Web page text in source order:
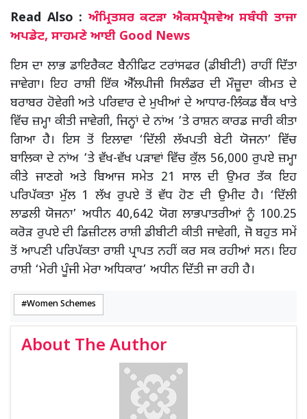
Read Also : ਅੰਮ੍ਰਿਤਸਰ ਕਟੜਾ ਐਕਸਪ੍ਰੈਸਵੇਅ ਸਬੰਧੀ ਤਾਜਾ
ਅਪਡੇਟ, ਸਾਹਮਣੇ ਆਈ Good News
ਇਸ ਦਾ ਲਾਭ ਡਾਇਰੈਕਟ ਬੈਨੀਫਿਟ ਟਰਾਂਸਫਰ (ਡੀਬੀਟੀ) ਰਾਹੀਂ ਦਿੱਤਾ
ਜਾਵੇਗਾ। ਇਹ ਰਾਸ਼ੀ ਇੱਕ ਐੱਲਪੀਜੀ ਸਿਲੰਡਰ ਦੀ ਮੌਜ਼ੂਦਾ ਕੀਮਤ ਦੇ
ਬਰਾਬਰ ਹੋਵੇਗੀ ਅਤੇ ਪਰਿਵਾਰ ਦੇ ਮੁਖੀਆਂ ਦੇ ਆਧਾਰ-ਲਿੰਕਡ ਬੈਂਕ ਖਾਤੇ
ਵਿੱਚ ਜ਼ਮ੍ਹਾ ਕੀਤੀ ਜਾਵੇਗੀ, ਜਿਨ੍ਹਾਂ ਦੇ ਨਾਂਅ ’ਤੇ ਰਾਸ਼ਨ ਕਾਰਡ ਜਾਰੀ ਕੀਤਾ
ਗਿਆ ਹੈ। ਇਸ ਤੋਂ ਇਲਾਵਾ ‘ਦਿੱਲੀ ਲੱਖਪਤੀ ਬੇਟੀ ਯੋਜਨਾ’ ਵਿੱਚ
ਬਾਲਿਕਾ ਦੇ ਨਾਂਅ ’ਤੇ ਵੱਖ-ਵੱਖ ਪੜਾਵਾਂ ਵਿੱਚ ਕੁੱਲ 56,000 ਰੁਪਏ ਜ਼ਮ੍ਹਾ
ਕੀਤੇ ਜਾਣਗੇ ਅਤੇ ਬਿਆਜ ਸਮੇਤ 21 ਸਾਲ ਦੀ ਉਮਰ ਤੱਕ ਇਹ
ਪਰਿਪੱਕਤਾ ਮੁੱਲ 1 ਲੱਖ ਰੁਪਏ ਤੋਂ ਵੱਧ ਹੋਣ ਦੀ ਉਮੀਦ ਹੈ। ‘ਦਿੱਲੀ
ਲਾਡਲੀ ਯੋਜਨਾ’ ਅਧੀਨ 40,642 ਯੋਗ ਲਾਭਪਾਤਰੀਆਂ ਨੂੰ 100.25
ਕਰੋੜ ਰੁਪਏ ਦੀ ਡਿਜ਼ੀਟਲ ਰਾਸ਼ੀ ਡੀਬੀਟੀ ਕੀਤੀ ਜਾਵੇਗੀ, ਜੋ ਬਹੁਤ ਸਮੇਂ
ਤੋਂ ਆਪਣੀ ਪਰਿਪੱਕਤਾ ਰਾਸ਼ੀ ਪ੍ਰਾਪਤ ਨਹੀਂ ਕਰ ਸਕ ਰਹੀਆਂ ਸਨ। ਇਹ
ਰਾਸ਼ੀ ‘ਮੇਰੀ ਪੂੰਜੀ ਮੇਰਾ ਅਧਿਕਾਰ’ ਅਧੀਨ ਦਿੱਤੀ ਜਾ ਰਹੀ ਹੈ।
Women Schemes
About The Author